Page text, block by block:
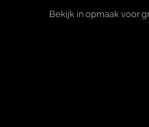
Bekijk in opmaak voor